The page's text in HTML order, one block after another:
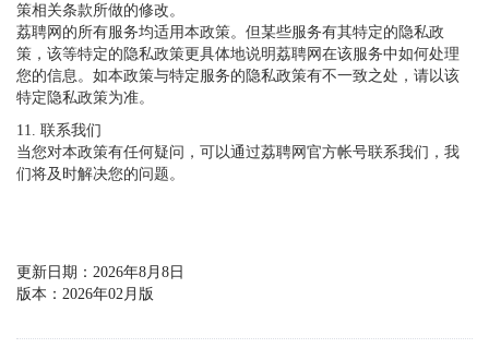
策相关条款所做的修改。
荔聘网的所有服务均适用本政策。但某些服务有其特定的隐私政
策，该等特定的隐私政策更具体地说明荔聘网在该服务中如何处理
您的信息。如本政策与特定服务的隐私政策有不一致之处，请以该
特定隐私政策为准。
11. 联系我们
当您对本政策有任何疑问，可以通过荔聘网官方帐号联系我们，我
们将及时解决您的问题。
更新日期：2026年8月8日
版本：2026年02月版